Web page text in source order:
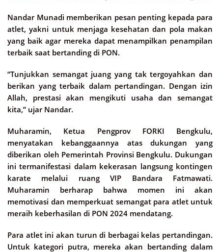
Nandar Munadi memberikan pesan penting kepada para
atlet, yakni untuk menjaga kesehatan dan pola makan
yang baik agar mereka dapat menampilkan penampilan
terbaik saat bertanding di PON.
“Tunjukkan semangat juang yang tak tergoyahkan dan
berikan yang terbaik dalam pertandingan. Dengan izin
Allah, prestasi akan mengikuti usaha dan semangat
kita,” ujar Nandar.
Muharamin, Ketua Pengprov FORKI Bengkulu,
menyatakan kebanggaannya atas dukungan yang
diberikan oleh Pemerintah Provinsi Bengkulu. Dukungan
ini termanifestasi dalam kekerasan langsung kontingen
karate melalui ruang VIP Bandara Fatmawati.
Muharamin berharap bahwa momen ini akan
memotivasi dan memperkuat semangat para atlet untuk
meraih keberhasilan di PON 2024 mendatang.
Para atlet ini akan turun di berbagai kelas pertandingan.
Untuk kategori putra, mereka akan bertanding dalam